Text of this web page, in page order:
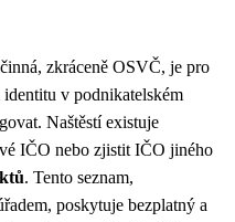
zkráceně OSVČ, je pro
v podnikatelském
Naštěstí existuje
IČO nebo zjistit IČO jiného
. Tento seznam,
poskytuje bezplatný a